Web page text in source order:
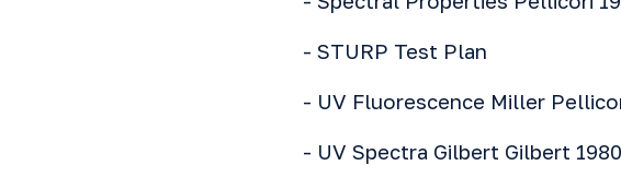
- STURP Test Plan
- UV Fluorescence Miller
- UV Spectra Gilbert Gilbert 1980